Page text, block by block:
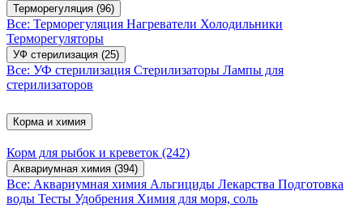
Терморегуляция (96)
Все: Терморегуляция Нагреватели Холодильники
Терморегуляторы
УФ стерилизация (25)
Все: УФ стерилизация Стерилизаторы Лампы для
стерилизаторов
Корма и химия
Корм для рыбок и креветок (242)
Аквариумная химия (394)
Все: Аквариумная химия Альгициды Лекарства Подготовка
воды Тесты Удобрения Химия для моря, соль